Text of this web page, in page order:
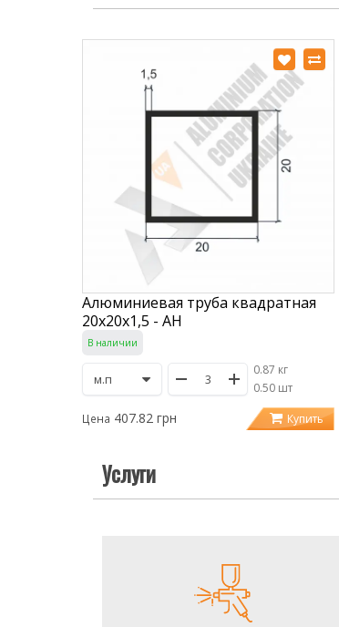
Алюминиевая труба квадратная
20х20х1,5 - АН
В наличии
0.87 кг
/0.50 шт
Цена 407.82 грн Купить
Услуги